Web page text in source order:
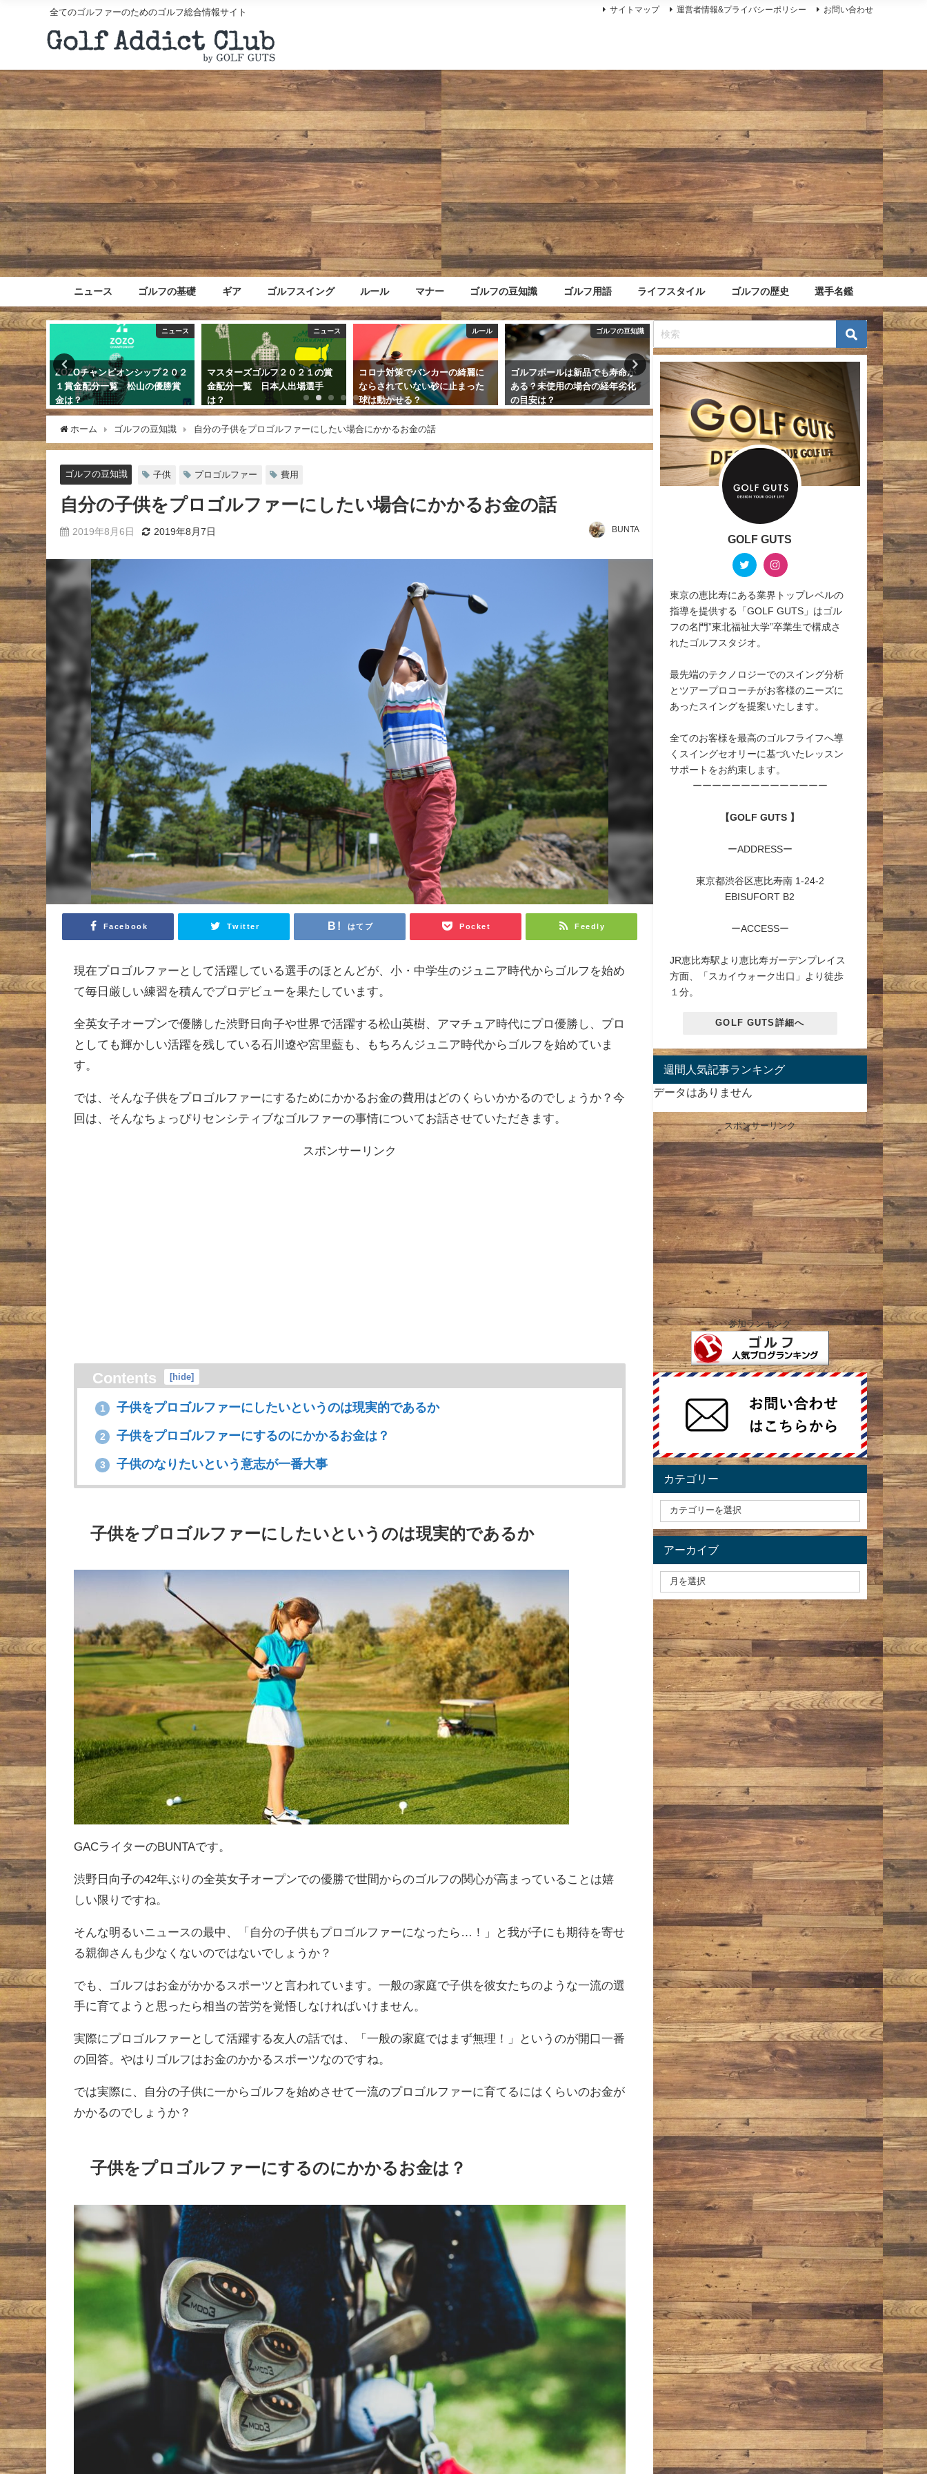
全てのゴルファーのためのゴルフ総合情報サイト サイトマップ 運営者情報&プライバシーポリシー お問い合わせ
ニュース ゴルフの基礎 ギア ゴルフスイング ルール マナー ゴルフの豆知識 ゴルフ用語 ライフスタイル ゴルフの歴史 選手名鑑
ニュース
２０２
勝賞
ニュース
マスターズゴルフ２０２１の賞
金配分一覧 日本人出場選手
は？
ルール
コロナ対策でバンカーの綺麗に
ならされていない砂に止まった
球は動かせる？
ゴルフの豆知識
ゴルフボールは新品でも寿命が
ある？未使用の場合の経年劣化
の目安は？
ライフスタイル
ゴルフの打ちっ放しデートでの
女性の服装やおすすめの持ち物
は？
全米女子オープンゴルフ２０２
１賞金配分一覧 初の日本人同
士のプレーオフで笹生が優勝
2021年6月7日
マスターズ２０２１の賞金
一覧 松山の優勝賞金は2
万円
2021年4月12日
ホーム ゴルフの豆知識 自分の子供をプロゴルファーにしたい場合にかかるお金の話
ゴルフの豆知識 子供 プロゴルファー 費用
自分の子供をプロゴルファーにしたい場合にかかるお金の話
2019年8月6日 2019年8月7日 BUNTA
Facebook Twitter はてブ Pocket Feedly
現在プロゴルファーとして活躍している選手のほとんどが、小・中学生のジュニア時代からゴルフを始め
て毎日厳しい練習を積んでプロデビューを果たしています。
全英女子オープンで優勝した渋野日向子や世界で活躍する松山英樹、アマチュア時代にプロ優勝し、プロ
としても輝かしい活躍を残している石川遼や宮里藍も、もちろんジュニア時代からゴルフを始めていま
す。
では、そんな子供をプロゴルファーにするためにかかるお金の費用はどのくらいかかるのでしょうか？今
回は、そんなちょっぴりセンシティブなゴルファーの事情についてお話させていただきます。
スポンサーリンク
Contents [hide]
1 子供をプロゴルファーにしたいというのは現実的であるか
2 子供をプロゴルファーにするのにかかるお金は？
3 子供のなりたいという意志が一番大事
子供をプロゴルファーにしたいというのは現実的であるか
GACライターのBUNTAです。
渋野日向子の42年ぶりの全英女子オープンでの優勝で世間からのゴルフの関心が高まっていることは嬉
しい限りですね。
そんな明るいニュースの最中、「自分の子供もプロゴルファーになったら…！」と我が子にも期待を寄せ
る親御さんも少なくないのではないでしょうか？
でも、ゴルフはお金がかかるスポーツと言われています。一般の家庭で子供を彼女たちのような一流の選
手に育てようと思ったら相当の苦労を覚悟しなければいけません。
実際にプロゴルファーとして活躍する友人の話では、「一般の家庭ではまず無理！」というのが開口一番
の回答。やはりゴルフはお金のかかるスポーツなのですね。
では実際に、自分の子供に一からゴルフを始めさせて一流のプロゴルファーに育てるにはくらいのお金が
かかるのでしょうか？
子供をプロゴルファーにするのにかかるお金は？
GOLF GUTS
東京の恵比寿にある業界トップレベルの
指導を提供する「GOLF GUTS」はゴル
フの名門”東北福祉大学”卒業生で構成さ
れたゴルフスタジオ。
最先端のテクノロジーでのスイング分析
とツアープロコーチがお客様のニーズに
あったスイングを提案いたします。
全てのお客様を最高のゴルフライフへ導
くスイングセオリーに基づいたレッスン
サポートをお約束します。
ーーーーーーーーーーーーーー
【GOLF GUTS 】
ーADDRESSー
東京都渋谷区恵比寿南 1-24-2
EBISUFORT B2
ーACCESSー
JR恵比寿駅より恵比寿ガーデンプレイス
方面、「スカイウォーク出口」より徒歩
１分。
GOLF GUTS詳細へ
週間人気記事ランキング
データはありません
スポンサーリンク
参加ランキング
カテゴリー
アーカイブ